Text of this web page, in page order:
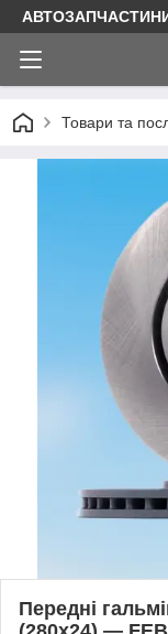
АВТОЗАПЧАСТИНИ
Товари та
Передні